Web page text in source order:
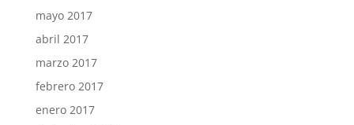
mayo 2017
abril 2017
marzo 2017
febrero 2017
enero 2017